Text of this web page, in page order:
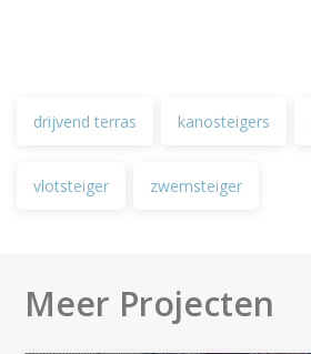
drijvend terras kanosteigers
vlotsteiger zwemsteiger
Meer Projecten